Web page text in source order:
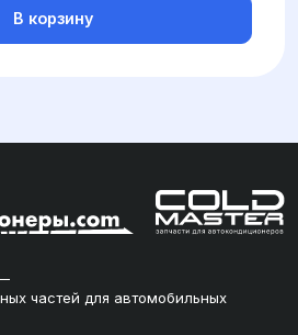
В корзину
частей для автомобильных